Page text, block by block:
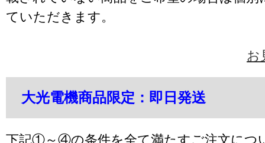
ていただきます。
お
大光電機商品限定：即日発送
下記①～④の条件を全て満たすご注文につ